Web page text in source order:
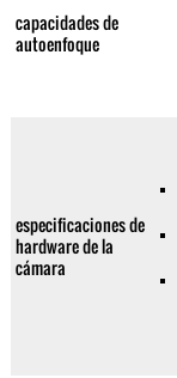
capacidades de
autoenfoque
especificaciones de
hardware de la
cámara